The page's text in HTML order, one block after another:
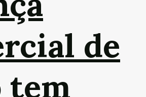
de
tem